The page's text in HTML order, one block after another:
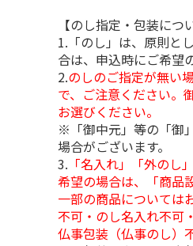
【のし指定・包装につ
1.「のし」は、原則と
合は、申込時にご希望
2.のしのご指定が無い
で、ご注意ください。
お選びください。
※「御中元」等の「御
場合がございます。
3. 「名入れ」「外の
希望の場合は、「商品
一部の商品については
不可・のし名入れ不可
仏事包装（仏事のし）